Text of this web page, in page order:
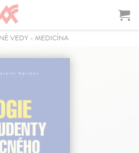
VEDY- MEDICÍNA